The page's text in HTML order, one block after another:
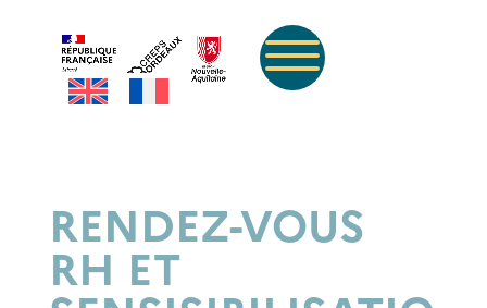
RENDEZ-VOUS
RH ET